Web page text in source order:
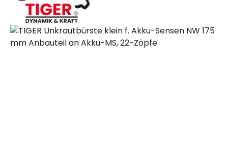
Bildergalerie überspringen